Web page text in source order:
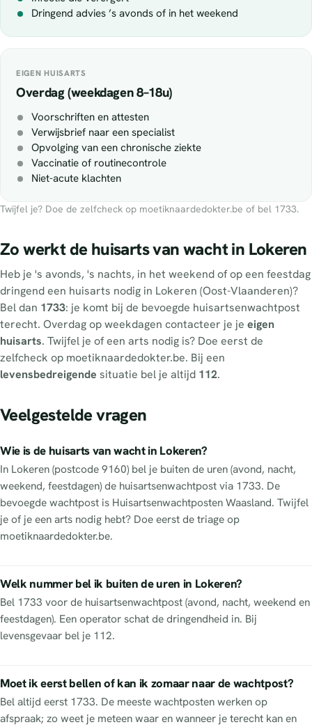
Dringend advies ’s avonds of in het weekend
EIGEN HUISARTS
Overdag (weekdagen 8–18u)
Voorschriften en attesten
Verwijsbrief naar een specialist
Opvolging van een chronische ziekte
Vaccinatie of routinecontrole
Niet-acute klachten
Twijfel je? Doe de zelfcheck op moetiknaardedokter.be of bel 1733.
Zo werkt de huisarts van wacht in Lokeren
Heb je 's avonds, 's nachts, in het weekend of op een feestdag
dringend een huisarts nodig in Lokeren (Oost-Vlaanderen)?
Bel dan 1733: je komt bij de bevoegde huisartsenwachtpost
terecht. Overdag op weekdagen contacteer je je eigen
huisarts. Twijfel je of een arts nodig is? Doe eerst de
zelfcheck op moetiknaardedokter.be. Bij een
levensbedreigende situatie bel je altijd 112.
Veelgestelde vragen
Wie is de huisarts van wacht in Lokeren?
In Lokeren (postcode 9160) bel je buiten de uren (avond, nacht,
weekend, feestdagen) de huisartsenwachtpost via 1733. De
bevoegde wachtpost is Huisartsenwachtposten Waasland. Twijfel
je of je een arts nodig hebt? Doe eerst de triage op
moetiknaardedokter.be.
Welk nummer bel ik buiten de uren in Lokeren?
Bel 1733 voor de huisartsenwachtpost (avond, nacht, weekend en
feestdagen). Een operator schat de dringendheid in. Bij
levensgevaar bel je 112.
Moet ik eerst bellen of kan ik zomaar naar de wachtpost?
Bel altijd eerst 1733. De meeste wachtposten werken op
afspraak; zo weet je meteen waar en wanneer je terecht kan en